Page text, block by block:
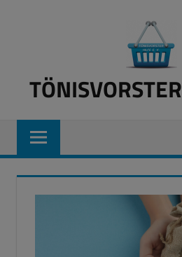
Lebensmittel
für
Bedürftige